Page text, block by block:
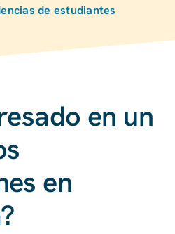
de estudiantes
en un
en